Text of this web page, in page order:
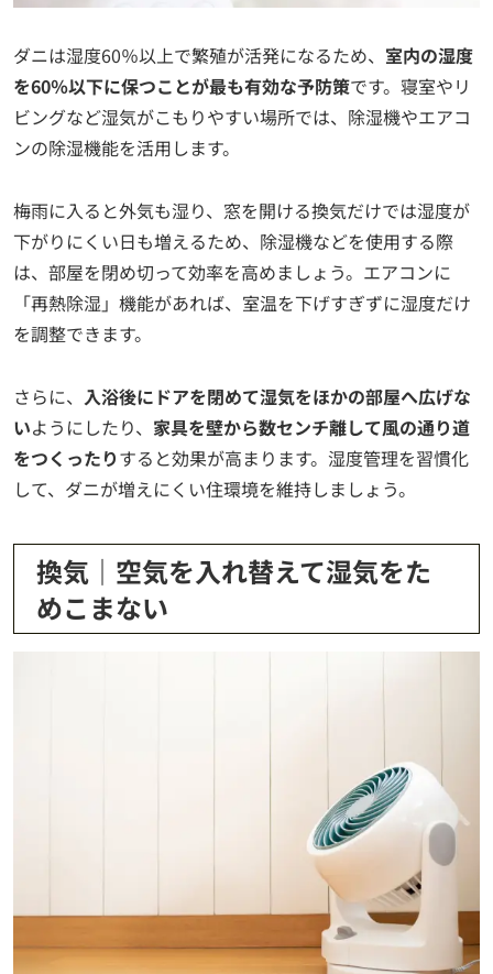
ダニは湿度60％以上で繁殖が活発になるため、 室内の湿度
を60％以下に保つことが最も有効な予防策です。寝室やリ
ビングなど湿気がこもりやすい場所では、除湿機やエアコ
ンの除湿機能を活用します。
梅雨に入ると外気も湿り、窓を開ける換気だけでは湿度が
下がりにくい日も増えるため、除湿機などを使用する際
は、部屋を閉め切って効率を高めましょう。エアコンに
「再熱除湿」機能があれば、室温を下げすぎずに湿度だけ
を調整できます。
さらに、 入浴後にドアを閉めて湿気をほかの部屋へ広げな
いようにしたり、 家具を壁から数センチ離して風の通り道
をつくったりすると効果が高まります。湿度管理を習慣化
して、ダニが増えにくい住環境を維持しましょう。
換気｜空気を入れ替えて湿気をた
めこまない